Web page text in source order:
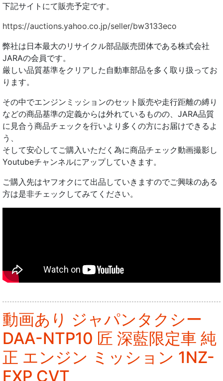
下記サイトにて販売予定です。
https://auctions.yahoo.co.jp/seller/bw3133eco
弊社は日本最大のリサイクル部品販売団体である株式会社
JARAの会員です。
厳しい品質基準をクリアした自動車部品を多く取り扱ってお
ります。
その中でエンジンミッションのセット販売や走行距離の縛り
などの商品基準の定義からは外れているものの、JARA品質
に見合う商品チェックを行いより多くの方にお届けできるよ
う、
そして安心してご購入いただく為に商品チェック動画撮影し
Youtubeチャンネルにアップしていきます。
ご購入先はヤフオクにて出品していきますのでご興味のある
方は是非チェックしてみてください。
動画あり ジャパンタクシー
DAA-NTP10 匠 深藍限定車 純
正 エンジン ミッション 1NZ-
FXP CVT